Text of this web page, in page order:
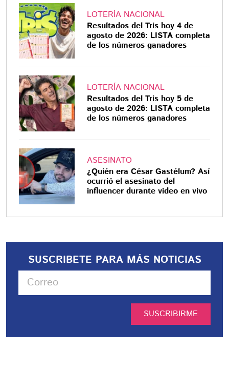
LOTERÍA NACIONAL
Resultados del Tris hoy 4 de
agosto de 2026: LISTA completa
de los números ganadores
LOTERÍA NACIONAL
Resultados del Tris hoy 5 de
agosto de 2026: LISTA completa
de los números ganadores
ASESINATO
¿Quién era César Gastélum? Así
ocurrió el asesinato del
influencer durante video en vivo
SUSCRIBETE PARA MÁS NOTICIAS
SUSCRIBIRME